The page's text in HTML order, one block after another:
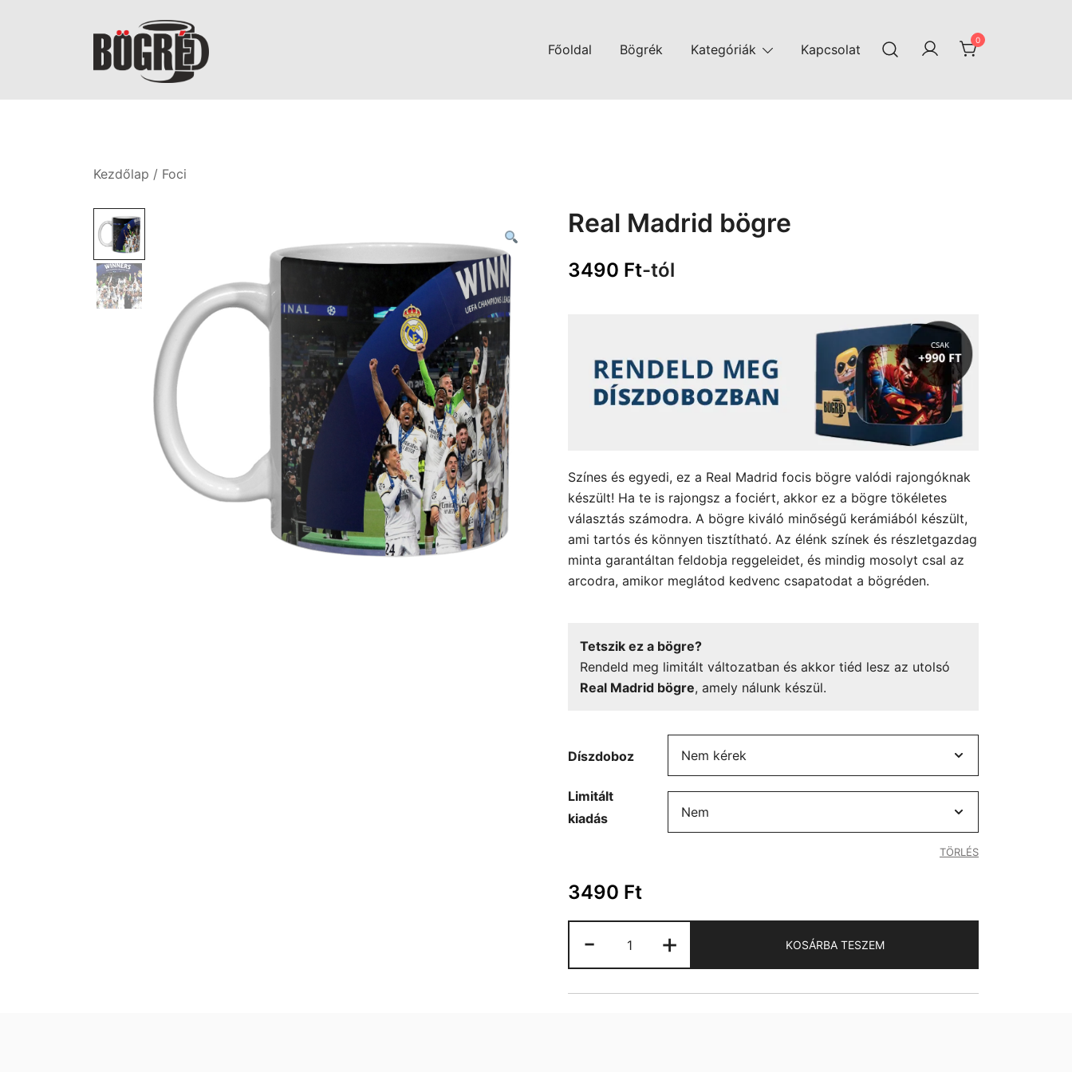
Bögréd
Főoldal Bögrék Kategóriák Kapcsolat
0
Kezdőlap / Foci
Real Madrid bögre
3490 Ft-tól
Színes és egyedi, ez a Real Madrid focis bögre valódi rajongóknak
készült! Ha te is rajongsz a fociért, akkor ez a bögre tökéletes
választás számodra. A bögre kiváló minőségű kerámiából készült,
ami tartós és könnyen tisztítható. Az élénk színek és részletgazdag
minta garantáltan feldobja reggeleidet, és mindig mosolyt csal az
arcodra, amikor meglátod kedvenc csapatodat a bögréden.
Tetszik ez a bögre?
Rendeld meg limitált változatban és akkor tiéd lesz az utolsó
Real Madrid bögre, amely nálunk készül.
Díszdoboz
Limitált
kiadás
TÖRLÉS
3490 Ft
-
Madrid
bögre
mennyiség
+ KOSÁRBA TESZEM